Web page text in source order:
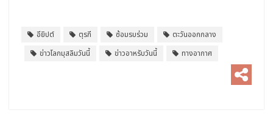
อียิปต์ ตุรกี ซ้อมรบร่วม
ตะวันออกกลาง
ข่าวโลกมุสลิมวันนี้
ข่าวอาหรับวันนี้ ทางอากาศ